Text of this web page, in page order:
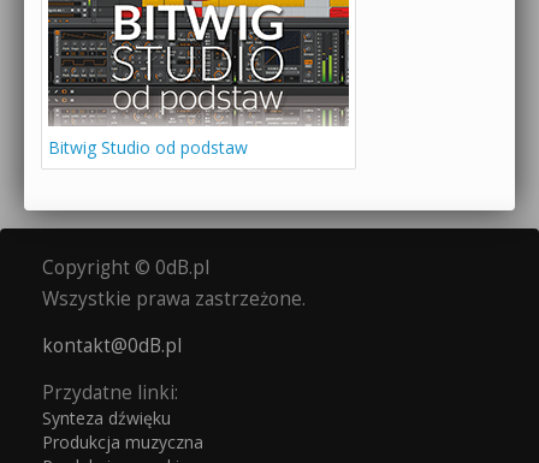
Bitwig Studio od podstaw
Copyright © 0dB.pl
Wszystkie prawa zastrzeżone.
kontakt@0dB.pl
Przydatne linki:
Synteza dźwięku
Produkcja muzyczna